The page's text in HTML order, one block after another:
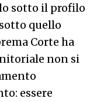
sotto il profilo
quello
Corte ha
non si
essere